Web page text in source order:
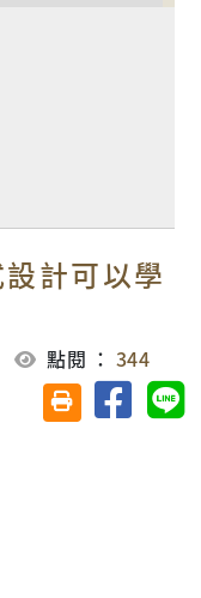
計可以學
點閱 ：344
友善列印(另開視
分享至